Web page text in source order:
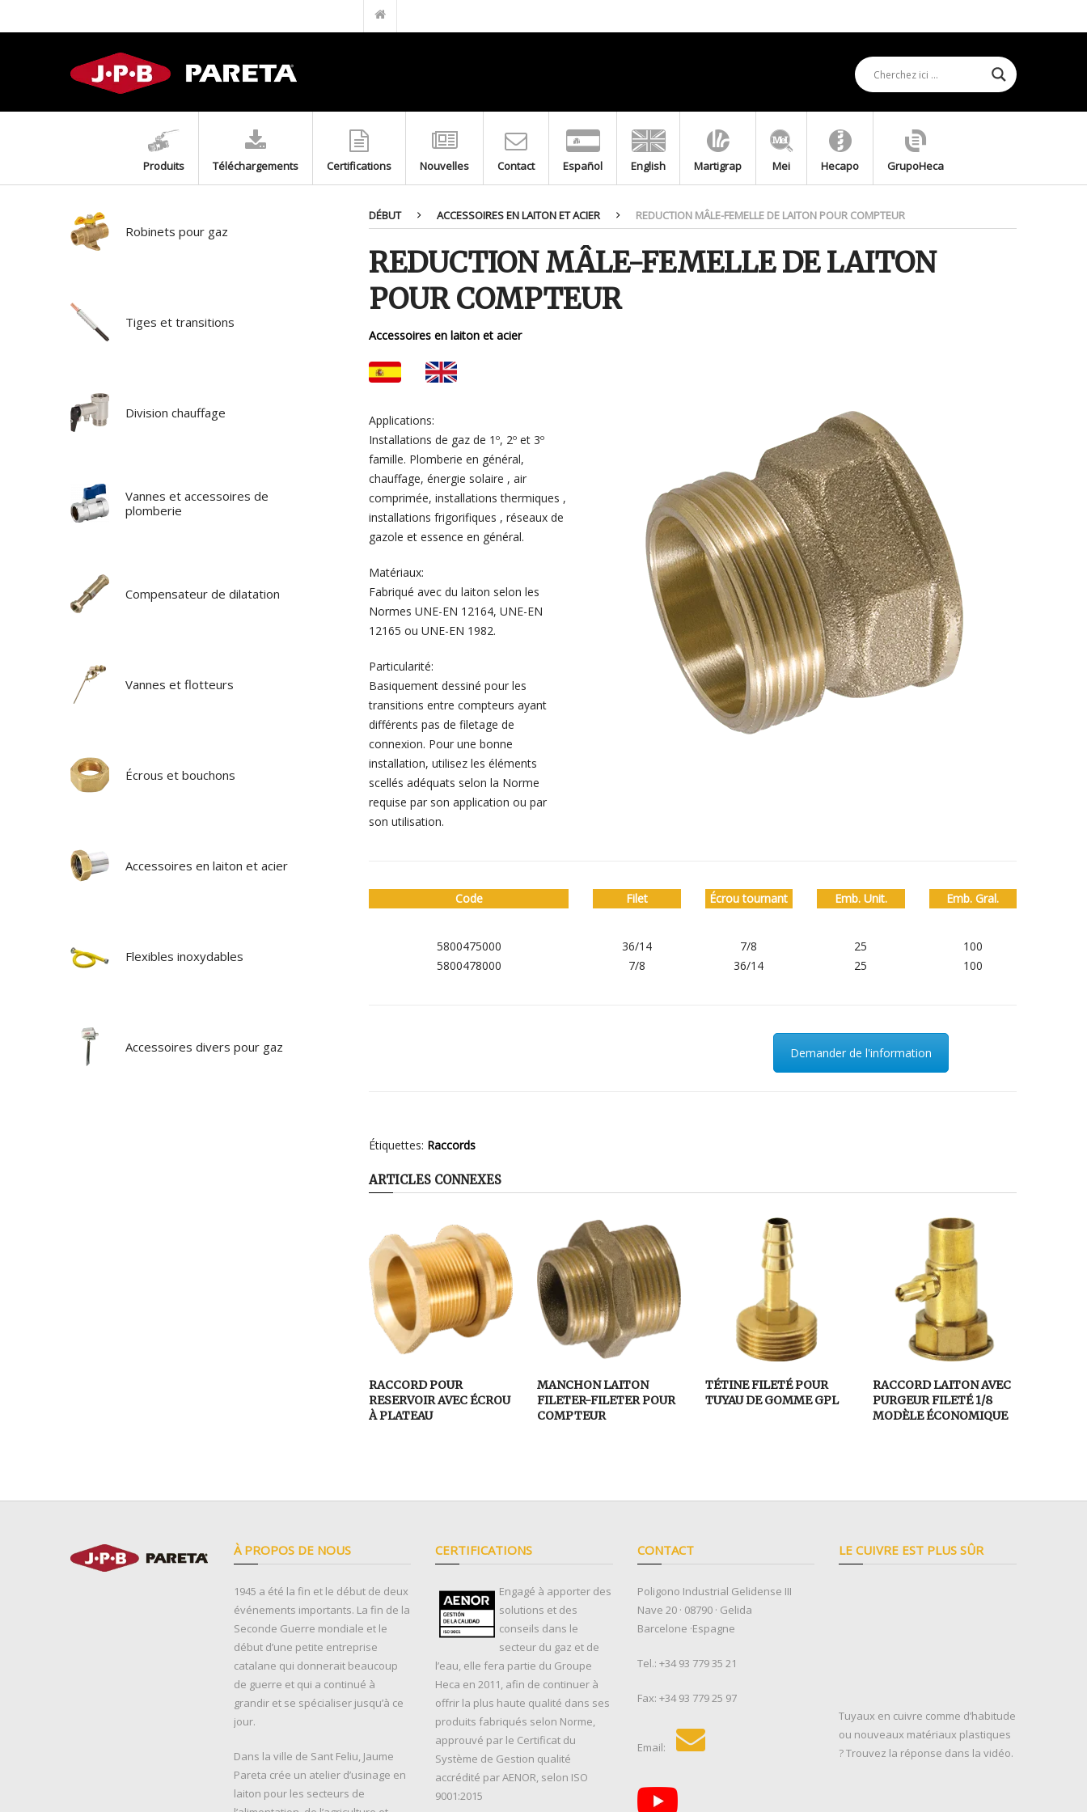
RACCORD BAÏONNETTE DEUX PIÈCES LAITON POUR COMPTEUR
MITIGEUR THERMOSTATIQUE F-F
MITIGEUR THERMOSTATIQUE M-M
FLOTTEUR DE CUIVRE POUR VANNE FLOTTEUR À TIGE PLATE
Produits Téléchargements Certifications Nouvelles Contact Español English Martigrap Mei Hecapo GrupoHeca
DÉBUT ACCESSOIRES EN LAITON ET ACIER REDUCTION MÂLE-FEMELLE DE LAITON POUR COMPTEUR
REDUCTION MÂLE-FEMELLE DE LAITON
POUR COMPTEUR
Accessoires en laiton et acier
Applications:
Installations de gaz de 1º, 2º et 3º
famille. Plomberie en général,
chauffage, énergie solaire , air
comprimée, installations thermiques ,
installations frigorifiques , réseaux de
gazole et essence en général.
Matériaux:
Fabriqué avec du laiton selon les
Normes UNE-EN 12164, UNE-EN
12165 ou UNE-EN 1982.
Particularité:
Basiquement dessiné pour les
transitions entre compteurs ayant
différents pas de filetage de
connexion. Pour une bonne
installation, utilisez les éléments
scellés adéquats selon la Norme
requise par son application ou par
son utilisation.
Code
5800475000
5800478000
Filet
36/14
7/8
Écrou tournant
7/8
36/14
Emb. Unit.
25
25
Emb. Gral.
100
100
Demander de l'information
Étiquettes: Raccords
ARTICLES CONNEXES
RACCORD POUR
RESERVOIR AVEC ÉCROU
À PLATEAU
MANCHON LAITON
FILETER-FILETER POUR
COMPTEUR
TÉTINE FILETÉ POUR
TUYAU DE GOMME GPL
RACCORD LAITON AVEC
PURGEUR FILETÉ 1/8
MODÈLE ÉCONOMIQUE
Robinets pour gaz
Tiges et transitions
Division chauffage
Vannes et accessoires de
plomberie
Compensateur de dilatation
Vannes et flotteurs
Écrous et bouchons
Accessoires en laiton et acier
Flexibles inoxydables
Accessoires divers pour gaz
À PROPOS DE NOUS
1945 a été la fin et le début de deux
événements importants. La fin de la
Seconde Guerre mondiale et le
début d’une petite entreprise
catalane qui donnerait beaucoup
de guerre et qui a continué à
grandir et se spécialiser jusqu’à ce
jour.
Dans la ville de Sant Feliu, Jaume
Pareta crée un atelier d’usinage en
laiton pour les secteurs de
CERTIFICATIONS
Engagé à apporter des
solutions et des
conseils dans le
secteur du gaz et de
l’eau, elle fera partie du Groupe
Heca en 2011, afin de continuer à
offrir la plus haute qualité dans ses
produits fabriqués selon Norme,
approuvé par le Certificat du
Système de Gestion qualité
accrédité par AENOR, selon ISO
9001:2015
CONTACT
Poligono Industrial Gelidense III
Nave 20 · 08790 · Gelida
Barcelone ·Espagne
Tel.: +34 93 779 35 21
Fax: +34 93 779 25 97
Email:
LE CUIVRE EST PLUS SÛR
Tuyaux en cuivre comme d’habitude
ou nouveaux matériaux plastiques
? Trouvez la réponse dans la vidéo.